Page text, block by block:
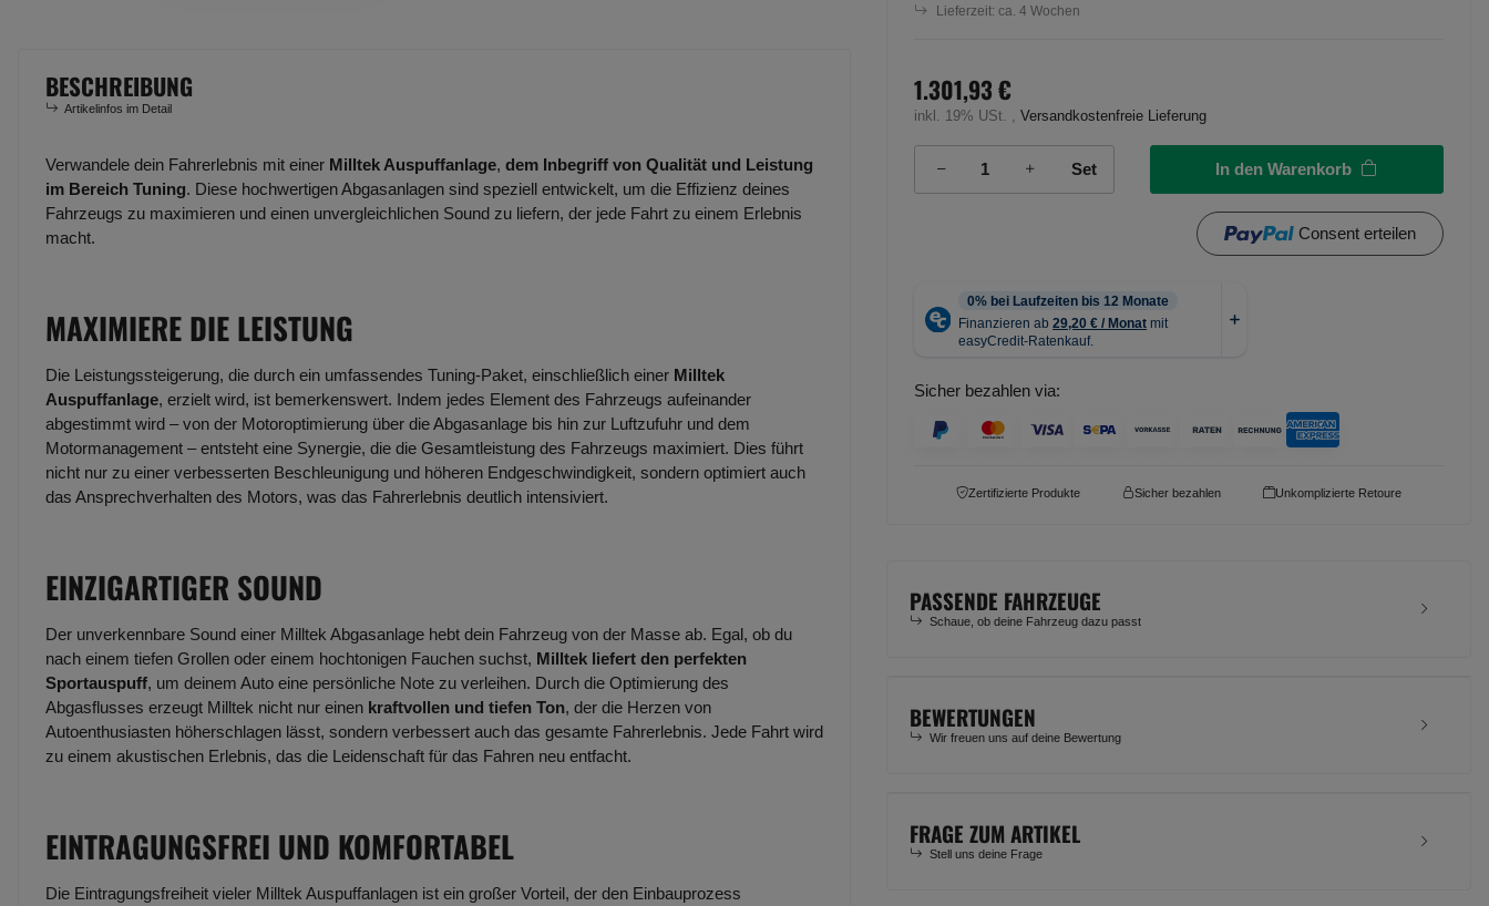
Lieferzeit: ca. 4 Wochen
1.301,93 €
inkl. 19% USt. , Versandkostenfreie Lieferung
Set In den Warenkorb
Consent erteilen
Sicher bezahlen via:
Zertifizierte Produkte Sicher bezahlen Unkomplizierte Retoure
PASSENDE FAHRZEUGE
Schaue, ob deine Fahrzeug dazu passt
BEWERTUNGEN
Wir freuen uns auf deine Bewertung
FRAGE ZUM ARTIKEL
Stell uns deine Frage
BESCHREIBUNG
Artikelinfos im Detail
Verwandele dein Fahrerlebnis mit einer Milltek Auspuffanlage, dem Inbegriff von Qualität und Leistung
im Bereich Tuning. Diese hochwertigen Abgasanlagen sind speziell entwickelt, um die Effizienz deines
Fahrzeugs zu maximieren und einen unvergleichlichen Sound zu liefern, der jede Fahrt zu einem Erlebnis
macht.
MAXIMIERE DIE LEISTUNG
Die Leistungssteigerung, die durch ein umfassendes Tuning-Paket, einschließlich einer Milltek
Auspuffanlage, erzielt wird, ist bemerkenswert. Indem jedes Element des Fahrzeugs aufeinander
abgestimmt wird – von der Motoroptimierung über die Abgasanlage bis hin zur Luftzufuhr und dem
Motormanagement – entsteht eine Synergie, die die Gesamtleistung des Fahrzeugs maximiert. Dies führt
nicht nur zu einer verbesserten Beschleunigung und höheren Endgeschwindigkeit, sondern optimiert auch
das Ansprechverhalten des Motors, was das Fahrerlebnis deutlich intensiviert.
EINZIGARTIGER SOUND
Der unverkennbare Sound einer Milltek Abgasanlage hebt dein Fahrzeug von der Masse ab. Egal, ob du
nach einem tiefen Grollen oder einem hochtonigen Fauchen suchst, Milltek liefert den perfekten
Sportauspuff, um deinem Auto eine persönliche Note zu verleihen. Durch die Optimierung des
Abgasflusses erzeugt Milltek nicht nur einen kraftvollen und tiefen Ton, der die Herzen von
Autoenthusiasten höherschlagen lässt, sondern verbessert auch das gesamte Fahrerlebnis. Jede Fahrt wird
zu einem akustischen Erlebnis, das die Leidenschaft für das Fahren neu entfacht.
EINTRAGUNGSFREI UND KOMFORTABEL
Die Eintragungsfreiheit vieler Milltek Auspuffanlagen ist ein großer Vorteil, der den Einbauprozess